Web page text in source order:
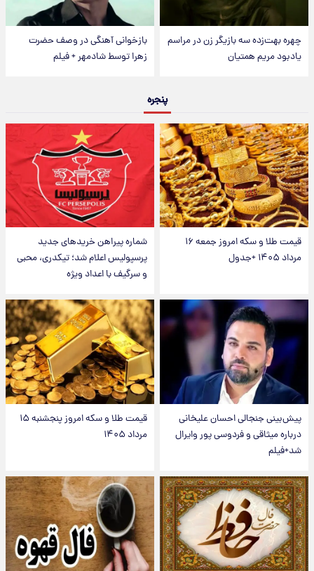
چهره بهت‌زده سه بازیگر زن در مراسم
یادبود مریم همتیان
بازخوانی آهنگی در وصف حضرت
زهرا توسط شادمهر + فیلم
پنجره
قیمت طلا و سکه امروز جمعه ۱۶
مرداد ۱۴۰۵ +جدول
شماره پیراهن خریدهای جدید
پرسپولیس اعلام شد؛ تیکدری، محبی
و سرگیف با اعداد ویژه
پیش‌بینی جنجالی احسان علیخانی
درباره میثاقی و فردوسی پور وایرال
شد+فیلم
قیمت طلا و سکه امروز پنجشنبه ۱۵
مرداد ۱۴۰۵